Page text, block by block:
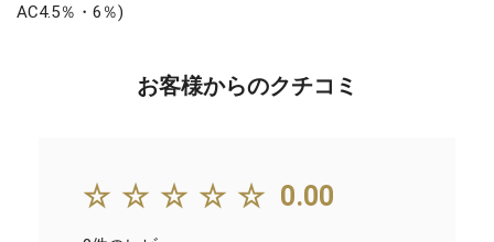
AC4.5％・6％)
お客様からのクチコミ
☆☆☆☆☆ 0.00